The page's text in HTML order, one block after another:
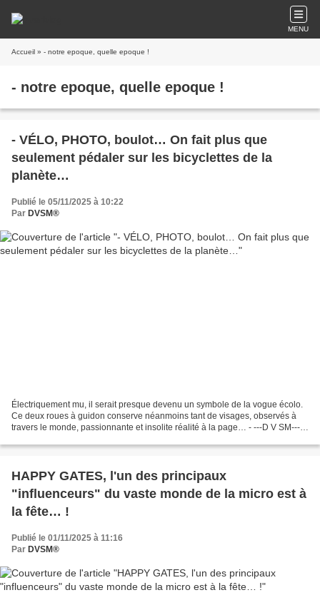
MENU
Accueil » - notre epoque, quelle epoque !
- notre epoque, quelle epoque !
- VÉLO, PHOTO, boulot… On fait plus que
seulement pédaler sur les bicyclettes de la
planète…
Publié le 05/11/2025 à 10:22
Par DVSM®
Électriquement mu, il serait presque devenu un symbole de la vogue écolo.
Ce deux roues à guidon conserve néanmoins tant de visages, observés à
travers le monde, passionnante et insolite réalité à la page… - ---D V SM--- -
HAPPY GATES, l'un des principaux
"influenceurs" du vaste monde de la micro est à
la fête… !
Publié le 01/11/2025 à 11:16
Par DVSM®